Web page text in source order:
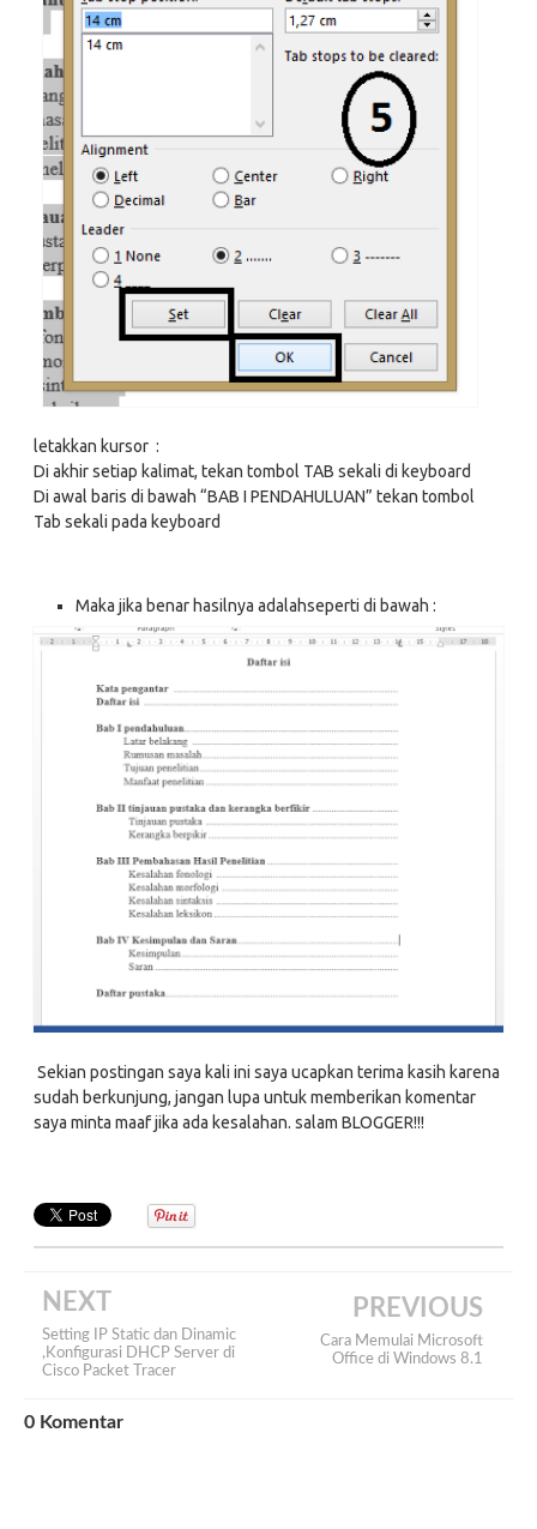
letakkan kursor :
Di akhir setiap kalimat, tekan tombol TAB sekali di keyboard
Di awal baris di bawah “BAB I PENDAHULUAN” tekan tombol
Tab sekali pada keyboard
Maka jika benar hasilnya adalahseperti di bawah :
Sekian postingan saya kali ini saya ucapkan terima kasih karena
sudah berkunjung, jangan lupa untuk memberikan komentar
saya minta maaf jika ada kesalahan. salam BLOGGER!!!
NEXT
Setting IP Static dan Dinamic
,Konfigurasi DHCP Server di
Cisco Packet Tracer
PREVIOUS
Cara Memulai Microsoft
Office di Windows 8.1
0 Komentar